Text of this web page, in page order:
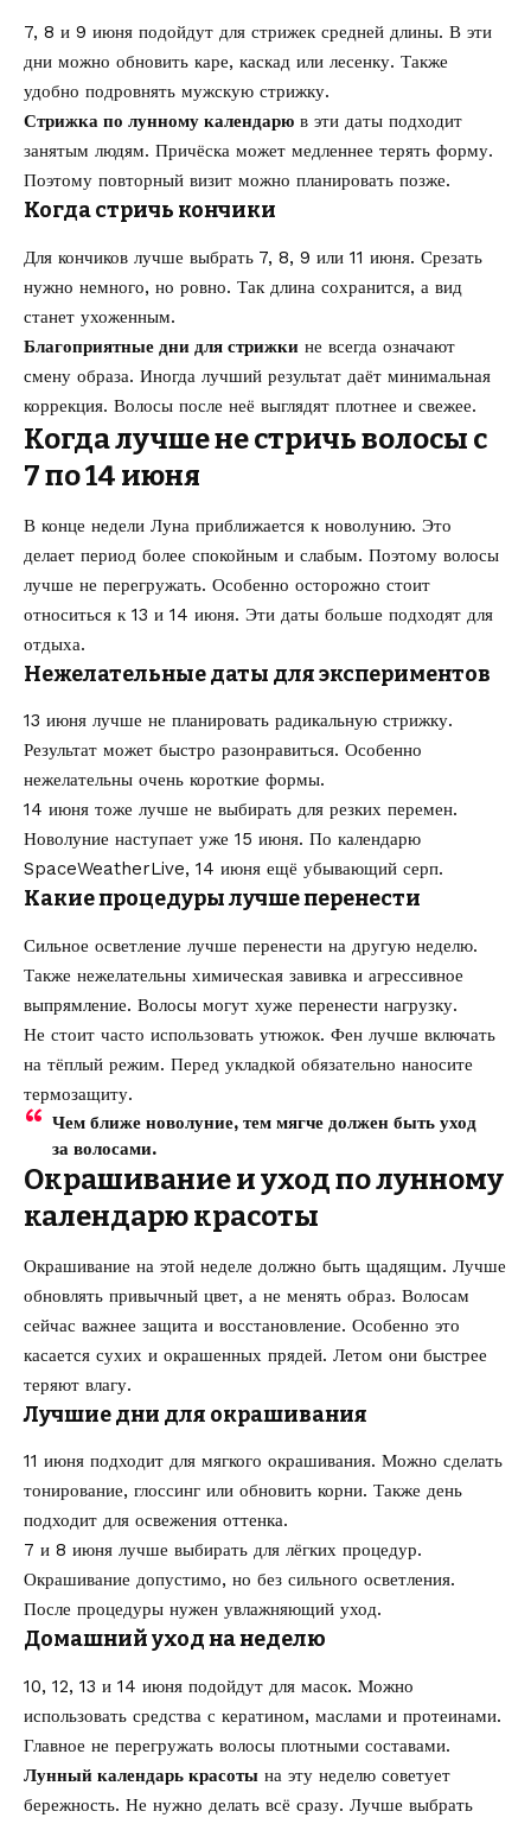
7, 8 и 9 июня подойдут для стрижек средней длины. В эти
дни можно обновить каре, каскад или лесенку. Также
удобно подровнять мужскую стрижку.
Стрижка по лунному календарю в эти даты подходит
занятым людям. Причёска может медленнее терять форму.
Поэтому повторный визит можно планировать позже.
Когда стричь кончики
Для кончиков лучше выбрать 7, 8, 9 или 11 июня. Срезать
нужно немного, но ровно. Так длина сохранится, а вид
станет ухоженным.
Благоприятные дни для стрижки не всегда означают
смену образа. Иногда лучший результат даёт минимальная
коррекция. Волосы после неё выглядят плотнее и свежее.
Когда лучше не стричь волосы с
7 по 14 июня
В конце недели Луна приближается к новолунию. Это
делает период более спокойным и слабым. Поэтому волосы
лучше не перегружать. Особенно осторожно стоит
относиться к 13 и 14 июня. Эти даты больше подходят для
отдыха.
Нежелательные даты для экспериментов
13 июня лучше не планировать радикальную стрижку.
Результат может быстро разонравиться. Особенно
нежелательны очень короткие формы.
14 июня тоже лучше не выбирать для резких перемен.
Новолуние наступает уже 15 июня. По календарю
SpaceWeatherLive, 14 июня ещё убывающий серп.
Какие процедуры лучше перенести
Сильное осветление лучше перенести на другую неделю.
Также нежелательны химическая завивка и агрессивное
выпрямление. Волосы могут хуже перенести нагрузку.
Не стоит часто использовать утюжок. Фен лучше включать
на тёплый режим. Перед укладкой обязательно наносите
термозащиту.
Чем ближе новолуние, тем мягче должен быть уход
за волосами.
Окрашивание и уход по лунному
календарю красоты
Окрашивание на этой неделе должно быть щадящим. Лучше
обновлять привычный цвет, а не менять образ. Волосам
сейчас важнее защита и восстановление. Особенно это
касается сухих и окрашенных прядей. Летом они быстрее
теряют влагу.
Лучшие дни для окрашивания
11 июня подходит для мягкого окрашивания. Можно сделать
тонирование, глоссинг или обновить корни. Также день
подходит для освежения оттенка.
7 и 8 июня лучше выбирать для лёгких процедур.
Окрашивание допустимо, но без сильного осветления.
После процедуры нужен увлажняющий уход.
Домашний уход на неделю
10, 12, 13 и 14 июня подойдут для масок. Можно
использовать средства с кератином, маслами и протеинами.
Главное не перегружать волосы плотными составами.
Лунный календарь красоты на эту неделю советует
бережность. Не нужно делать всё сразу. Лучше выбрать